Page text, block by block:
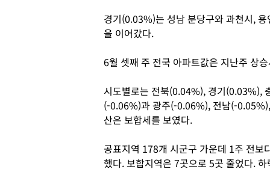
경기(0.03%)는 성남 분당구와 과천시,
을 이어갔다.
6월 셋째 주 전국 아파트값은 지난주 상
시도별로는 전북(0.04%), 경기(0.03%),
(-0.06%)과 광주(-0.06%), 전남(-
산은 보합세를 보였다.
공표지역 178개 시군구 가운데 1주 전보
했다. 보합지역은 7곳으로 5곳 줄었다.